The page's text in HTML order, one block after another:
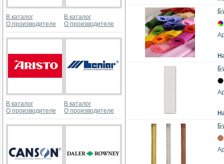
В каталог
О производителе
В каталог
О производителе
В каталог
О производителе
В каталог
О производителе